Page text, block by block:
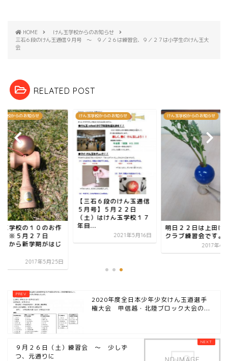
HOME
けん玉学校からのお知らせ
三石６段のけん玉通信９月号 ～ ９／２６は練習会、９／２７は小学生のけん玉大
会
RELATED POST
学校からのお知らせ
玉学校の１０のお作
※５月２７日
）から新学期がはじ
2017年5月25日
けん玉学校からのお知らせ
【三石６段のけん玉通信
５月号】５月２２日
（土）はけん玉学校１７
年目...
2021年5月16日
けん玉学校からのお知らせ
明日２２日は上田け
クラブ練習会です。
2017年4
2020年度全日本少年少女けん玉道選手
権大会 甲信越・北陸ブロック大会の...
９月２６日（土）練習会 ～ 少しず
つ、元通りに